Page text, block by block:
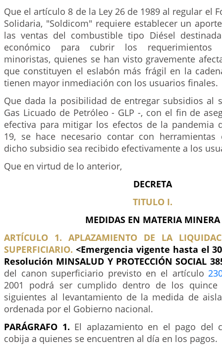
Que el artículo 8 de la Ley 26 de 1989 al regular el
Solidaria, "Soldicom" requiere establecer un
las ventas del combustible tipo Diésel
económico para cubrir los requerimientos
minoristas, quienes se han visto gravemente
que constituyen el eslabón más frágil en la
tienen mayor inmediación con los usuarios finales.
Que dada la posibilidad de entregar subsidios al
Gas Licuado de Petróleo - GLP -, con el fin de
efectiva para mitigar los efectos de la pandemia
19, se hace necesario contar con
dicho subsidio sea recibido efectivamente a los
Que en virtud de lo anterior,
DECRETA
TITULO I.
MEDIDAS EN MATERIA MINERA
ARTÍCULO 1. APLAZAMIENTO DE LA
SUPERFICIARIO. <Emergencia vigente hasta el
Resolución MINSALUD Y PROTECCIÓN SOCIAL
del canon superficiario previsto en el artículo
2001 podrá ser cumplido dentro de los
siguientes al levantamiento de la medida de
ordenada por el Gobierno nacional.
PARÁGRAFO 1. El aplazamiento en el pago del
cobija a quienes se encuentren al día en los pagos.